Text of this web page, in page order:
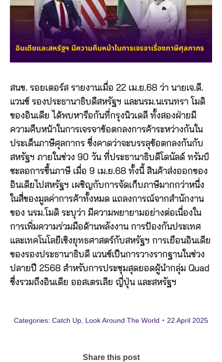
สนข. รอยเตอร์ส รายงานเมื่อ 22 เม.ย.68 ว่า นายเจ.ดี.
แวนซ์ รองประธานาธิบดีสหรัฐฯ และนรม.นเรนทรา โมดิ
ของอินเดีย ได้พบหารือกันที่กรุงนิวเดลี ทั้งสองฝ่ายมี
ความคืบหน้าในการเจรจาข้อตกลงการค้าระหว่างกันใน
ประเด็นภาษีศุลกากร ซึ่งคาดว่าจะบรรลุข้อตกลงกันกับ
สหรัฐฯ ภายในช่วง 90 วัน ที่ประธานาธิบดีโดนัลด์ ทรัมป์
ชะลอการขึ้นภาษี เมื่อ 9 เม.ย.68 ทั้งนี้ สินค้าส่งออกของ
อินเดียไปสหรัฐฯ เผชิญกับการจัดเก็บภาษีมากกว่าหนึ่ง
ในสี่ของมูลค่าการค้าทั้งหมด แถลงการณ์จากสำนักงาน
ของ นรม.โมดิ ระบุว่า มีความพยายามอย่างต่อเนื่องใน
การเพิ่มความร่วมมือด้านพลังงาน การป้องกันประเทศ
และเทคโนโลยีเชิงยุทธศาสตร์กับสหรัฐฯ การเยือนอินเดีย
ของรองประธานาธิบดี แวนซ์เป็นการวางรากฐานในช่วง
ปลายปี 2568 สำหรับการประชุมสุดยอดผู้นำกลุ่ม Quad
ซึ่งรวมถึงอินเดีย ออสเตรเลีย ญี่ปุ่น และสหรัฐฯ
Categories: Catch Up Look Around The World 22 April 2025
Share this post